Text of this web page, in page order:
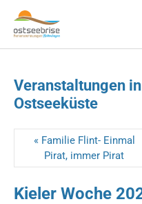
Skip to main navigation
Zum Hauptinhalt springen
Skip to page footer
Veranstaltungen
Ostseeküste
« Familie Flint- Einmal
Pirat, immer Pirat
Kieler Woche